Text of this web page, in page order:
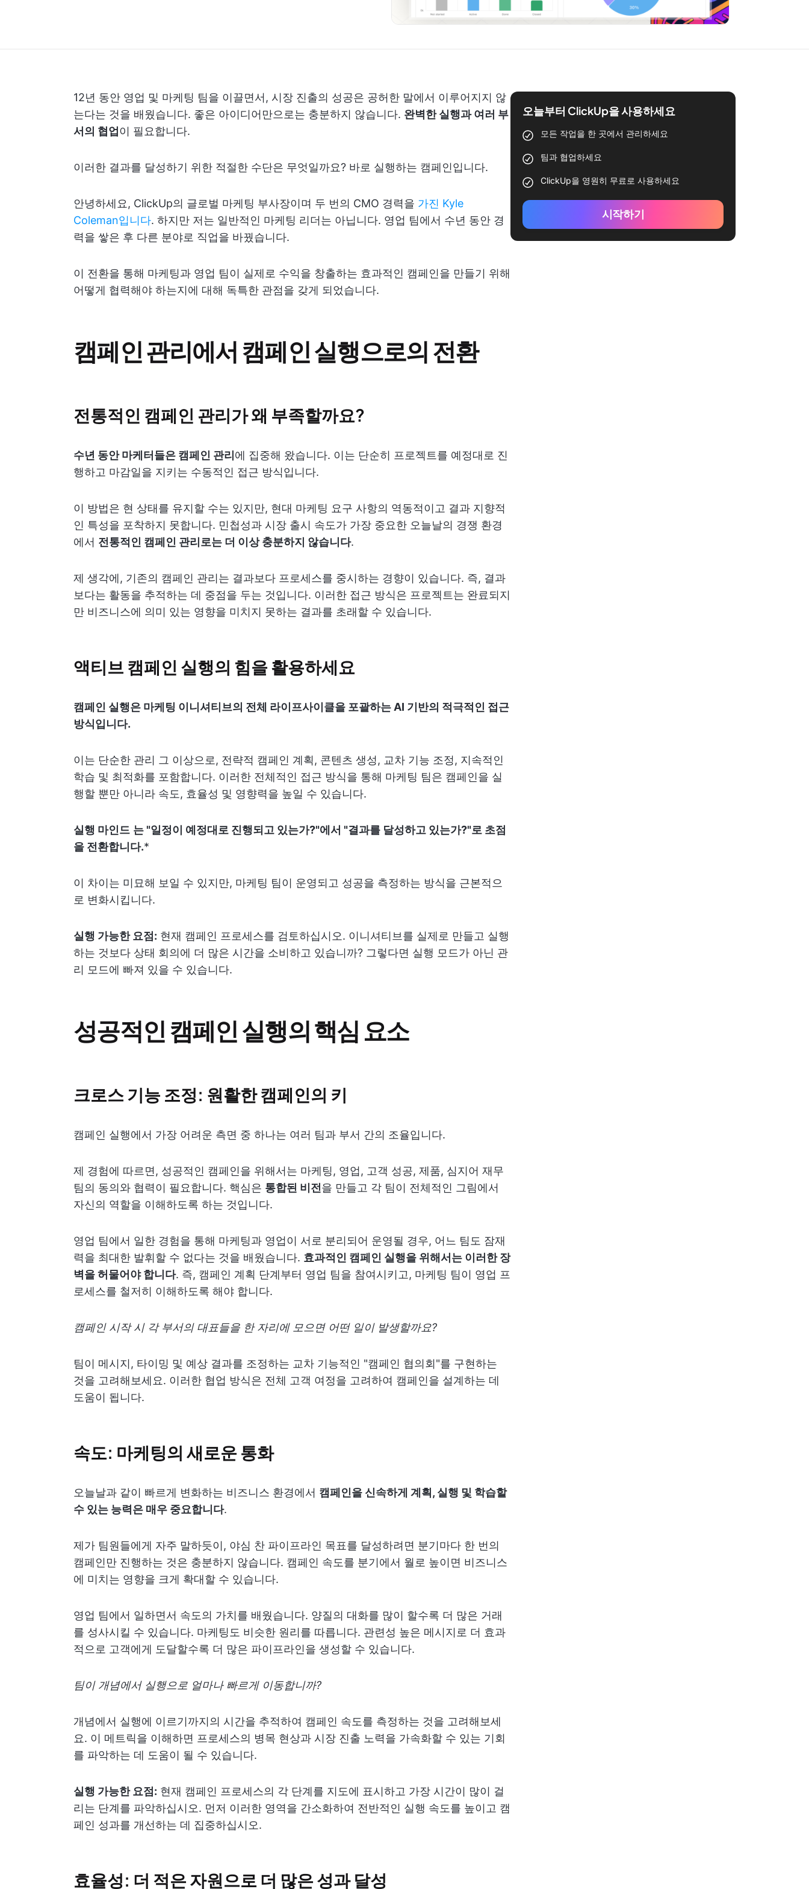
12년 동안 영업 및 마케팅 팀을 이끌면서, 시장 진출의 성공은 공허한 말에서 이루어지지 않
는다는 것을 배웠습니다. 좋은 아이디어만으로는 충분하지 않습니다. 완벽한 실행과 여러 부
서의 협업 이 필요합니다.
이러한 결과를 달성하기 위한 적절한 수단은 무엇일까요? 바로 실행하는 캠페인입니다.
안녕하세요, ClickUp의 글로벌 마케팅 부사장이며 두 번의 CMO 경력을 가진 Kyle
Coleman입니다. 하지만 저는 일반적인 마케팅 리더는 아닙니다. 영업 팀에서 수년 동안 경
력을 쌓은 후 다른 분야로 직업을 바꿨습니다.
이 전환을 통해 마케팅과 영업 팀이 실제로 수익을 창출하는 효과적인 캠페인을 만들기 위해
어떻게 협력해야 하는지에 대해 독특한 관점을 갖게 되었습니다.
캠페인 관리에서 캠페인 실행으로의 전환
전통적인 캠페인 관리가 왜 부족할까요?
수년 동안 마케터들은 캠페인 관리 에 집중해 왔습니다. 이는 단순히 프로젝트를 예정대로 진
행하고 마감일을 지키는 수동적인 접근 방식입니다.
이 방법은 현 상태를 유지할 수는 있지만, 현대 마케팅 요구 사항의 역동적이고 결과 지향적
인 특성을 포착하지 못합니다. 민첩성과 시장 출시 속도가 가장 중요한 오늘날의 경쟁 환경
에서 전통적인 캠페인 관리로는 더 이상 충분하지 않습니다.
제 생각에, 기존의 캠페인 관리는 결과보다 프로세스를 중시하는 경향이 있습니다. 즉, 결과
보다는 활동을 추적하는 데 중점을 두는 것입니다. 이러한 접근 방식은 프로젝트는 완료되지
만 비즈니스에 의미 있는 영향을 미치지 못하는 결과를 초래할 수 있습니다.
액티브 캠페인 실행의 힘을 활용하세요
캠페인 실행은 마케팅 이니셔티브의 전체 라이프사이클을 포괄하는 AI 기반의 적극적인 접근
방식입니다.
이는 단순한 관리 그 이상으로, 전략적 캠페인 계획, 콘텐츠 생성, 교차 기능 조정, 지속적인
학습 및 최적화를 포함합니다. 이러한 전체적인 접근 방식을 통해 마케팅 팀은 캠페인을 실
행할 뿐만 아니라 속도, 효율성 및 영향력을 높일 수 있습니다.
실행 마인드 는 "일정이 예정대로 진행되고 있는가?"에서 "결과를 달성하고 있는가?"로 초점
을 전환합니다.*
이 차이는 미묘해 보일 수 있지만, 마케팅 팀이 운영되고 성공을 측정하는 방식을 근본적으
로 변화시킵니다.
실행 가능한 요점: 현재 캠페인 프로세스를 검토하십시오. 이니셔티브를 실제로 만들고 실행
하는 것보다 상태 회의에 더 많은 시간을 소비하고 있습니까? 그렇다면 실행 모드가 아닌 관
리 모드에 빠져 있을 수 있습니다.
성공적인 캠페인 실행의 핵심 요소
크로스 기능 조정: 원활한 캠페인의 키
캠페인 실행에서 가장 어려운 측면 중 하나는 여러 팀과 부서 간의 조율입니다.
제 경험에 따르면, 성공적인 캠페인을 위해서는 마케팅, 영업, 고객 성공, 제품, 심지어 재무
팀의 동의와 협력이 필요합니다. 핵심은 통합된 비전 을 만들고 각 팀이 전체적인 그림에서
자신의 역할을 이해하도록 하는 것입니다.
영업 팀에서 일한 경험을 통해 마케팅과 영업이 서로 분리되어 운영될 경우, 어느 팀도 잠재
력을 최대한 발휘할 수 없다는 것을 배웠습니다. 효과적인 캠페인 실행을 위해서는 이러한 장
벽을 허물어야 합니다. 즉, 캠페인 계획 단계부터 영업 팀을 참여시키고, 마케팅 팀이 영업 프
로세스를 철저히 이해하도록 해야 합니다.
캠페인 시작 시 각 부서의 대표들을 한 자리에 모으면 어떤 일이 발생할까요?
팀이 메시지, 타이밍 및 예상 결과를 조정하는 교차 기능적인 "캠페인 협의회"를 구현하는
것을 고려해보세요. 이러한 협업 방식은 전체 고객 여정을 고려하여 캠페인을 설계하는 데
도움이 됩니다.
속도: 마케팅의 새로운 통화
오늘날과 같이 빠르게 변화하는 비즈니스 환경에서 캠페인을 신속하게 계획, 실행 및 학습할
수 있는 능력은 매우 중요합니다.
제가 팀원들에게 자주 말하듯이, 야심 찬 파이프라인 목표를 달성하려면 분기마다 한 번의
캠페인만 진행하는 것은 충분하지 않습니다. 캠페인 속도를 분기에서 월로 높이면 비즈니스
에 미치는 영향을 크게 확대할 수 있습니다.
영업 팀에서 일하면서 속도의 가치를 배웠습니다. 양질의 대화를 많이 할수록 더 많은 거래
를 성사시킬 수 있습니다. 마케팅도 비슷한 원리를 따릅니다. 관련성 높은 메시지로 더 효과
적으로 고객에게 도달할수록 더 많은 파이프라인을 생성할 수 있습니다.
팀이 개념에서 실행으로 얼마나 빠르게 이동합니까?
개념에서 실행에 이르기까지의 시간을 추적하여 캠페인 속도를 측정하는 것을 고려해보세
요. 이 메트릭을 이해하면 프로세스의 병목 현상과 시장 진출 노력을 가속화할 수 있는 기회
를 파악하는 데 도움이 될 수 있습니다.
실행 가능한 요점: 현재 캠페인 프로세스의 각 단계를 지도에 표시하고 가장 시간이 많이 걸
리는 단계를 파악하십시오. 먼저 이러한 영역을 간소화하여 전반적인 실행 속도를 높이고 캠
페인 성과를 개선하는 데 집중하십시오.
효율성: 더 적은 자원으로 더 많은 성과 달성
오늘부터 ClickUp을 사용하세요
모든 작업을 한 곳에서 관리하세요
팀과 협업하세요
ClickUp을 영원히 무료로 사용하세요
시작하기